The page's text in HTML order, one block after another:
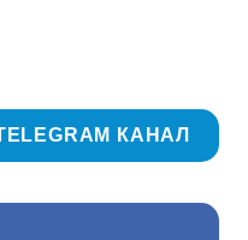
КАНАЛ